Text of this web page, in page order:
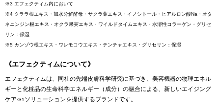
※3 エフェクティム内において
※4 クララ根エキス・加水分解酵母・サクラ葉エキス・イノシトール・ヒアルロン酸Na・オタ
ネニンジン根エキス・オクラ果実エキス・ワイルドタイムエキス・水溶性コラーゲン・グリセ
リン：保湿
※5 カンゾウ根エキス・ワレモコウエキス・テンチャエキス・グリセリン：保湿
《エフェクティムについて》
エフェクティムは、同社の先端皮膚科学研究に基づき、美容機器の物理エネル
ギーと化粧品の生命科学エネルギー（成分）の融合による、新しいエイジング
ケア※1 ソリューションを提供するブランドです。